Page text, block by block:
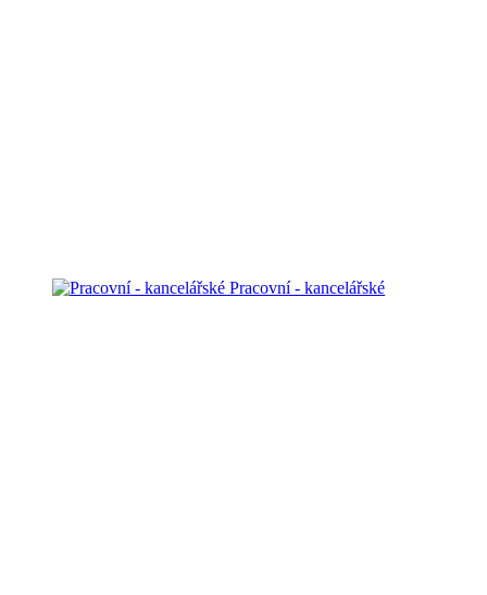
Pracovní - kancelářské